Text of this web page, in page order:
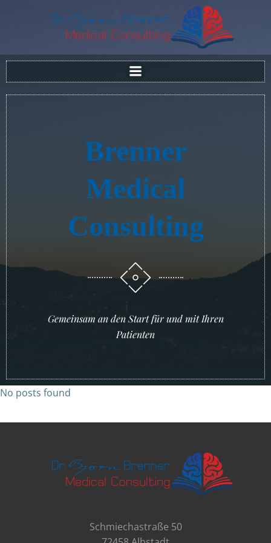
Inhalt
springen
Brenner
Medical
Consulting
Gemeinsam an den Start für und mit Ihren
Patienten
No posts found
Schmiechastraße 50